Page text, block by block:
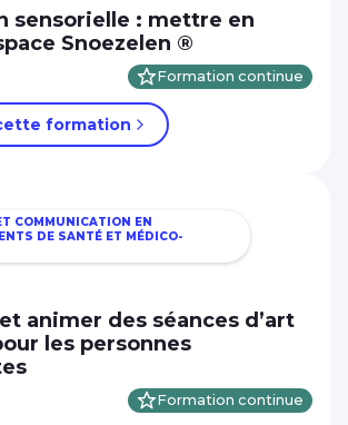
sensorielle : mettre en
Snoezelen ®
Formation continue
formation
COMMUNICATION EN
DE SANTÉ ET MÉDICO-
animer des séances d’art
les personnes
Formation continue